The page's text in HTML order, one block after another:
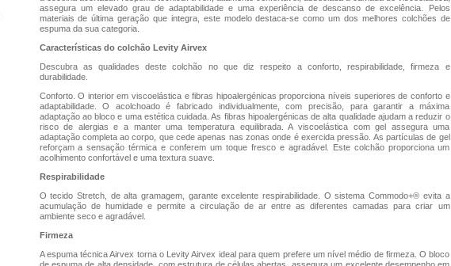
assegura um elevado grau de adaptabilidade e uma experiência de descanso de excelência. Pelos
materiais de última geração que integra, este modelo destaca-se como um dos melhores colchões de
espuma da sua categoria.
Características do colchão Levity Airvex
Descubra as qualidades deste colchão no que diz respeito a conforto, respirabilidade, firmeza e
durabilidade.
Conforto. O interior em viscoelástica e fibras hipoalergénicas proporciona níveis superiores de conforto e
adaptabilidade. O acolchoado é fabricado individualmente, com precisão, para garantir a máxima
adaptação ao bloco e uma estética cuidada. As fibras hipoalergénicas de alta qualidade ajudam a reduzir o
risco de alergias e a manter uma temperatura equilibrada. A viscoelástica com gel assegura uma
adaptação completa ao corpo, que cede apenas nas zonas onde é exercida pressão. As partículas de gel
reforçam a sensação térmica e conferem um toque fresco e agradável. Este colchão proporciona um
acolhimento confortável e uma textura suave.
Respirabilidade
O tecido Stretch, de alta gramagem, garante excelente respirabilidade. O sistema Commodo+® evita a
acumulação de humidade e permite a circulação de ar entre as diferentes camadas para criar um
ambiente seco e agradável.
Firmeza
A espuma técnica Airvex torna o Levity Airvex ideal para quem prefere um nível médio de firmeza. O bloco